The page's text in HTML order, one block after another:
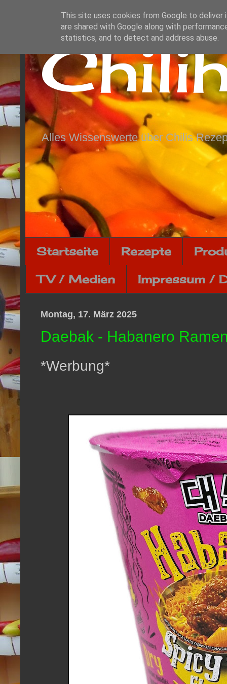
Alles Wissenswerte über Chilis
Startseite Rezepte
TV / Medien Impressum /
Montag, 17. März 2025
Daebak - Habanero
*Werbung*
This site uses cookies from Google to deliver
are shared with Google along with
statistics, and to detect and address abuse.